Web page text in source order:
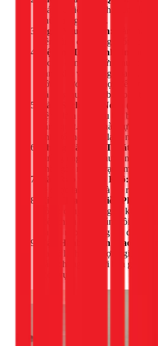
máy để kiểm tra khả năng làm
chức năng cơ bản.
Ngắt Nguồn Điện:
Đảm bảo
tiên hàng đầu trong suốt quá
Vệ Sinh Dàn Lạnh (Indoor
lọc và dùng bạt hứng nước
càng khu vực xung quanh.
với tia nước phù hợp để xịt rửa
và lồng quạt, loại bỏ hoàn toàn
Làm Sạch Dàn Nóng
vệ và làm sạch sâu bụi bẩn
cánh quạt. Bước này cực kỳ
nhiệt tốt hơn, làm lạnh nhanh và
Thông Tắc Ống Thoát Nước:
đường ống thoát nước ngưng,
nhân gây ra tình trạng máy
Lắp Ráp và Lau Khô:
sẽ được lau khô và lắp ráp lại
Kiểm Tra Gas Miễn Phí:
hồ đo chuyên dụng để kiểm tra
hiện thiếu hụt, chúng tôi sẽ
và chỉ nạp bổ sung khi được sự
Vận Hành & Bàn Giao:
tra độ lạnh, lưu lượng gió. Khi
hảo, chúng tôi mới bàn giao và
dịch vụ.